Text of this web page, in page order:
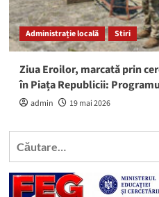
Administrație locală Stiri
Ziua Eroilor, marcată prin
în Piața Republicii:
admin 19 mai 2026
Caută